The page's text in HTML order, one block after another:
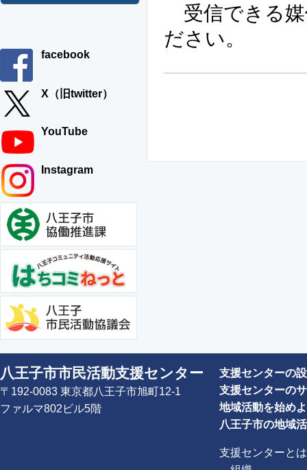
facebook
X（旧twitter）
YouTube
Instagram
受信できる媒
ださい。
八王子市市民活動支援センター
〒192-0083 東京都八王子市旭町12-1
ファルマ802ビル5階
支援センターの
支援センターの
地域活動を始め
八王子市の地域
支援センターとは